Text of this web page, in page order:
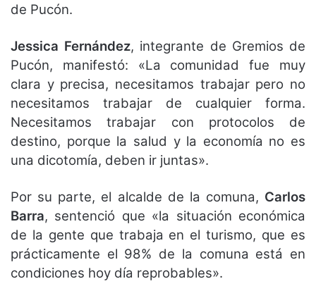
de Pucón.
Jessica Fernández, integrante de Gremios de
Pucón, manifestó: «La comunidad fue muy
clara y precisa, necesitamos trabajar pero no
necesitamos trabajar de cualquier forma.
Necesitamos trabajar con protocolos de
destino, porque la salud y la economía no es
una dicotomía, deben ir juntas».
Por su parte, el alcalde de la comuna, Carlos
Barra, sentenció que «la situación económica
de la gente que trabaja en el turismo, que es
prácticamente el 98% de la comuna está en
condiciones hoy día reprobables».